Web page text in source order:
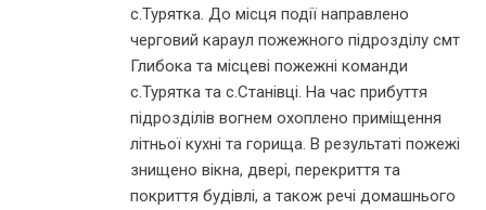
с.Турятка. До місця події направлено
черговий караул пожежного підрозділу смт
Глибока та місцеві пожежні команди
с.Турятка та с.Станівці. На час прибуття
підрозділів вогнем охоплено приміщення
літньої кухні та горища. В результаті пожежі
знищено вікна, двері, перекриття та
покриття будівлі, а також речі домашнього